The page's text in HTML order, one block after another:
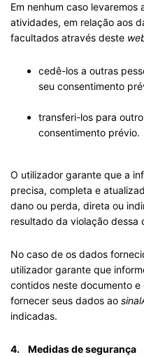
Em nenhum caso
atividades, em relação aos
facultados através deste
cedê-los a outras
seu consentimento
transferi-los para
consentimento prévio.
O utilizador garante que a
precisa, completa e
dano ou perda, direta ou
resultado da violação dessa
No caso de os dados
utilizador garante que
contidos neste documento
fornecer seus dados ao
indicadas.
4. Medidas de segurança